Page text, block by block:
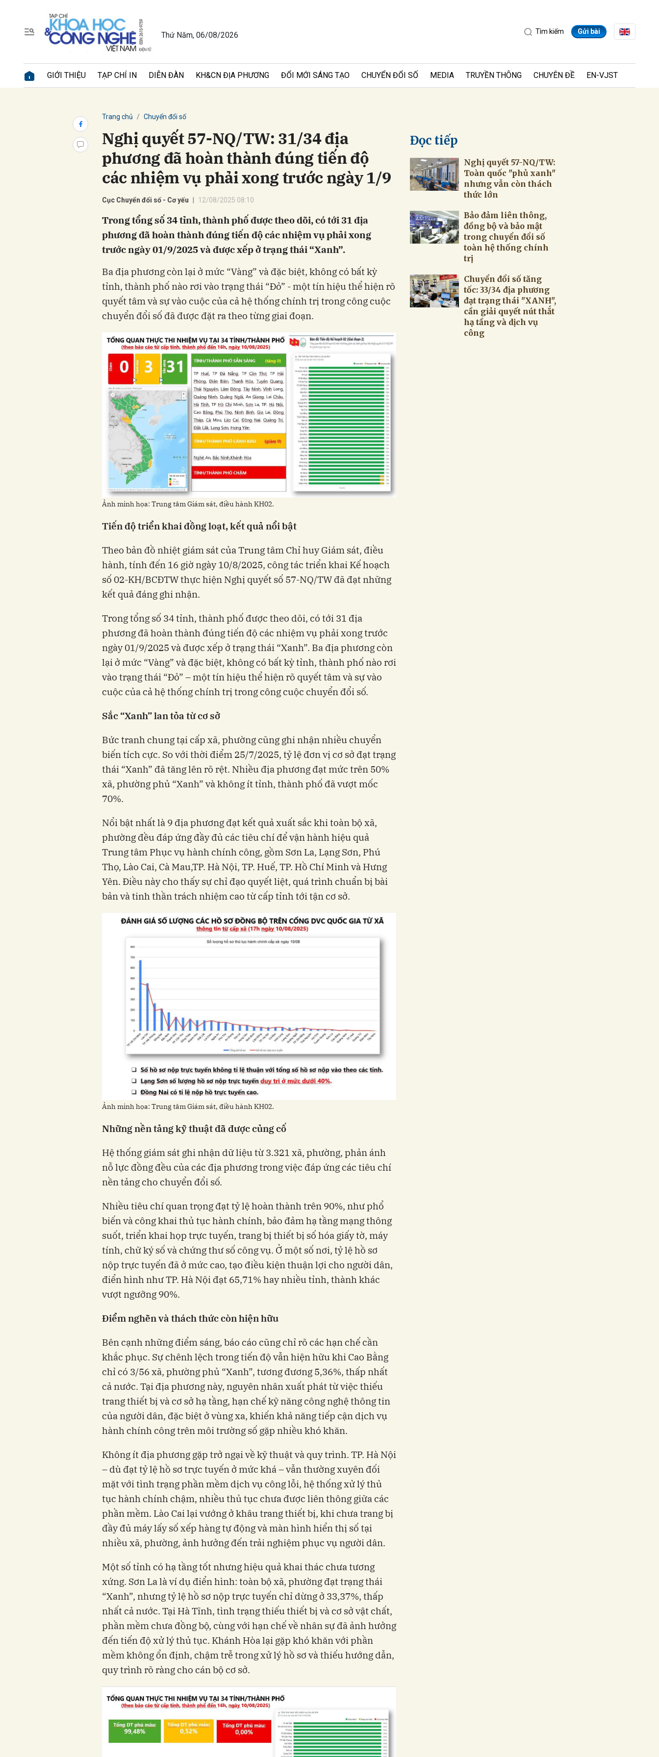
Thứ Năm, 06/08/2026 Tìm kiếm Gửi bài
GIỚI THIỆU TẠP CHÍ IN DIỄN ĐÀN KH&CN ĐỊA PHƯƠNG ĐỔI MỚI SÁNG TẠO CHUYỂN ĐỔI SỐ MEDIA TRUYỀN THÔNG CHUYÊN ĐỀ EN-VJST
Trang chủ Chuyển đổi số
Nghị quyết 57-NQ/TW: 31/34 địa
phương đã hoàn thành đúng tiến độ
các nhiệm vụ phải xong trước ngày 1/9
Cục Chuyển đổi số - Cơ yếu 12/08/2025 08:10
Trong tổng số 34 tỉnh, thành phố được theo dõi, có tới 31 địa
phương đã hoàn thành đúng tiến độ các nhiệm vụ phải xong
trước ngày 01/9/2025 và được xếp ở trạng thái “Xanh”.
Ba địa phương còn lại ở mức “Vàng” và đặc biệt, không có bất kỳ
tỉnh, thành phố nào rơi vào trạng thái “Đỏ” - một tín hiệu thể hiện rõ
quyết tâm và sự vào cuộc của cả hệ thống chính trị trong công cuộc
chuyển đổi số đã được đặt ra theo từng giai đoạn.
Ảnh minh họa: Trung tâm Giám sát, điều hành KH02.
Tiến độ triển khai đồng loạt, kết quả nổi bật
Theo bản đồ nhiệt giám sát của Trung tâm Chỉ huy Giám sát, điều
hành, tính đến 16 giờ ngày 10/8/2025, công tác triển khai Kế hoạch
số 02-KH/BCĐTW thực hiện Nghị quyết số 57-NQ/TW đã đạt những
kết quả đáng ghi nhận.
Trong tổng số 34 tỉnh, thành phố được theo dõi, có tới 31 địa
phương đã hoàn thành đúng tiến độ các nhiệm vụ phải xong trước
ngày 01/9/2025 và được xếp ở trạng thái “Xanh”. Ba địa phương còn
lại ở mức “Vàng” và đặc biệt, không có bất kỳ tỉnh, thành phố nào rơi
vào trạng thái “Đỏ” – một tín hiệu thể hiện rõ quyết tâm và sự vào
cuộc của cả hệ thống chính trị trong công cuộc chuyển đổi số.
Sắc “Xanh” lan tỏa từ cơ sở
Bức tranh chung tại cấp xã, phường cũng ghi nhận nhiều chuyển
biến tích cực. So với thời điểm 25/7/2025, tỷ lệ đơn vị cơ sở đạt trạng
thái “Xanh” đã tăng lên rõ rệt. Nhiều địa phương đạt mức trên 50%
xã, phường phủ “Xanh” và không ít tỉnh, thành phố đã vượt mốc
70%.
Nổi bật nhất là 9 địa phương đạt kết quả xuất sắc khi toàn bộ xã,
phường đều đáp ứng đầy đủ các tiêu chí để vận hành hiệu quả
Trung tâm Phục vụ hành chính công, gồm Sơn La, Lạng Sơn, Phú
Thọ, Lào Cai, Cà Mau,TP. Hà Nội, TP. Huế, TP. Hồ Chí Minh và Hưng
Yên. Điều này cho thấy sự chỉ đạo quyết liệt, quá trình chuẩn bị bài
bản và tinh thần trách nhiệm cao từ cấp tỉnh tới tận cơ sở.
Ảnh minh họa: Trung tâm Giám sát, điều hành KH02.
Những nền tảng kỹ thuật đã được củng cố
Hệ thống giám sát ghi nhận dữ liệu từ 3.321 xã, phường, phản ánh
nỗ lực đồng đều của các địa phương trong việc đáp ứng các tiêu chí
nền tảng cho chuyển đổi số.
Nhiều tiêu chí quan trọng đạt tỷ lệ hoàn thành trên 90%, như phổ
biến và công khai thủ tục hành chính, bảo đảm hạ tầng mạng thông
suốt, triển khai họp trực tuyến, trang bị thiết bị số hóa giấy tờ, máy
tính, chữ ký số và chứng thư số công vụ. Ở một số nơi, tỷ lệ hồ sơ
nộp trực tuyến đã ở mức cao, tạo điều kiện thuận lợi cho người dân,
điển hình như TP. Hà Nội đạt 65,71% hay nhiều tỉnh, thành khác
vượt ngưỡng 90%.
Điểm nghẽn và thách thức còn hiện hữu
Bên cạnh những điểm sáng, báo cáo cũng chỉ rõ các hạn chế cần
khắc phục. Sự chênh lệch trong tiến độ vẫn hiện hữu khi Cao Bằng
chỉ có 3/56 xã, phường phủ “Xanh”, tương đương 5,36%, thấp nhất
cả nước. Tại địa phương này, nguyên nhân xuất phát từ việc thiếu
trang thiết bị và cơ sở hạ tầng, hạn chế kỹ năng công nghệ thông tin
của người dân, đặc biệt ở vùng xa, khiến khả năng tiếp cận dịch vụ
hành chính công trên môi trường số gặp nhiều khó khăn.
Không ít địa phương gặp trở ngại về kỹ thuật và quy trình. TP. Hà Nội
– dù đạt tỷ lệ hồ sơ trực tuyến ở mức khá – vẫn thường xuyên đối
mặt với tình trạng phần mềm dịch vụ công lỗi, hệ thống xử lý thủ
tục hành chính chậm, nhiều thủ tục chưa được liên thông giữa các
phần mềm. Lào Cai lại vướng ở khâu trang thiết bị, khi chưa trang bị
đầy đủ máy lấy số xếp hàng tự động và màn hình hiển thị số tại
nhiều xã, phường, ảnh hưởng đến trải nghiệm phục vụ người dân.
Một số tỉnh có hạ tầng tốt nhưng hiệu quả khai thác chưa tương
xứng. Sơn La là ví dụ điển hình: toàn bộ xã, phường đạt trạng thái
“Xanh”, nhưng tỷ lệ hồ sơ nộp trực tuyến chỉ dừng ở 33,37%, thấp
nhất cả nước. Tại Hà Tĩnh, tình trạng thiếu thiết bị và cơ sở vật chất,
phần mềm chưa đồng bộ, cùng với hạn chế về nhân sự đã ảnh hưởng
đến tiến độ xử lý thủ tục. Khánh Hòa lại gặp khó khăn với phần
mềm không ổn định, chậm trễ trong xử lý hồ sơ và thiếu hướng dẫn,
quy trình rõ ràng cho cán bộ cơ sở.
Đọc tiếp
Nghị quyết 57-NQ/TW:
Toàn quốc "phủ xanh"
nhưng vẫn còn thách
thức lớn
Bảo đảm liên thông,
đồng bộ và bảo mật
trong chuyển đổi số
toàn hệ thống chính
trị
Chuyển đổi số tăng
tốc: 33/34 địa phương
đạt trạng thái "XANH",
cần giải quyết nút thắt
hạ tầng và dịch vụ
công
Gửi